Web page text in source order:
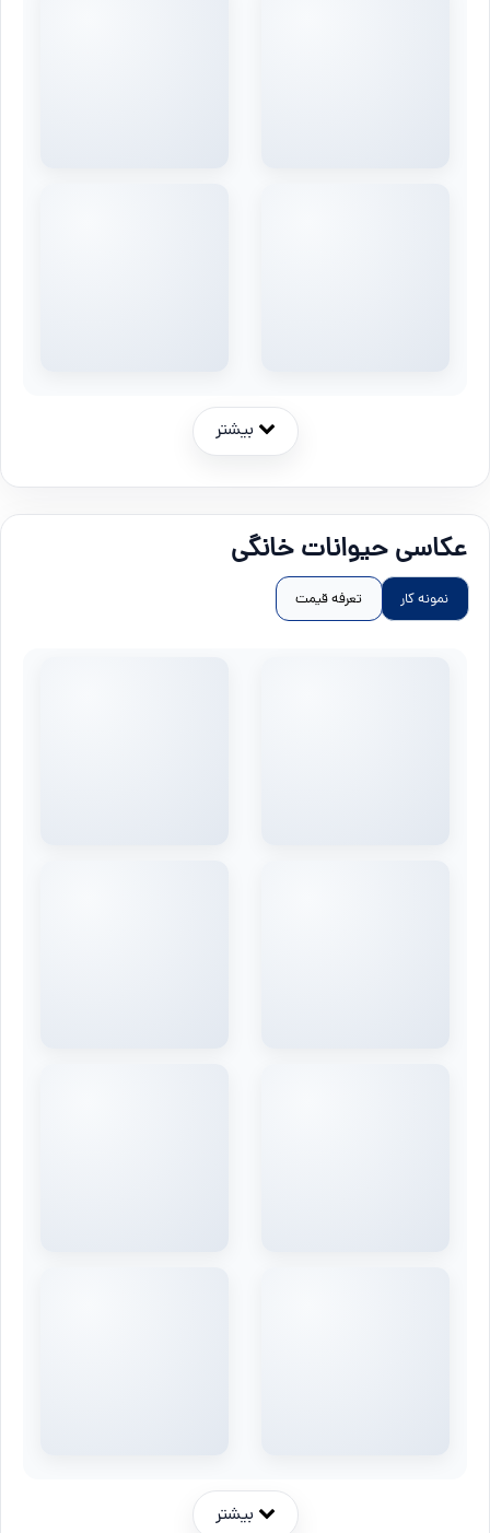
بیشتر
عکاسی حیوانات خانگی
نمونه کار تعرفه قیمت
بیشتر